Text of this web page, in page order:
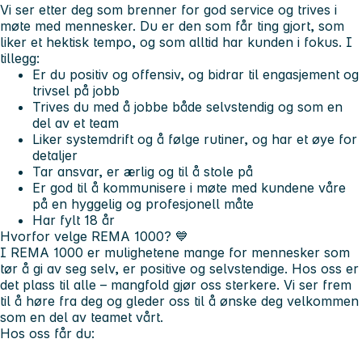
Vi ser etter deg som brenner for god service og trives i
møte med mennesker. Du er den som får ting gjort, som
liker et hektisk tempo, og som alltid har kunden i fokus. I
tillegg:
Er du positiv og offensiv, og bidrar til engasjement og
trivsel på jobb
Trives du med å jobbe både selvstendig og som en
del av et team
Liker systemdrift og å følge rutiner, og har et øye for
detaljer
Tar ansvar, er ærlig og til å stole på
Er god til å kommunisere i møte med kundene våre
på en hyggelig og profesjonell måte
Har fylt 18 år
Hvorfor velge REMA 1000? 💙
I REMA 1000 er mulighetene mange for mennesker som
tør å gi av seg selv, er positive og selvstendige. Hos oss er
det plass til alle – mangfold gjør oss sterkere. Vi ser frem
til å høre fra deg og gleder oss til å ønske deg velkommen
som en del av teamet vårt.
Hos oss får du: